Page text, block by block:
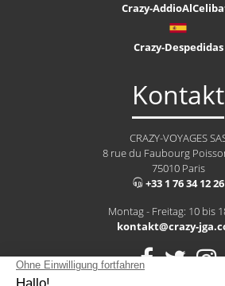
Crazy-
Crazy-Despedidas
Kontakt
CRAZY-VOYAGES
8 rue du Faubourg
75010 Paris
+33 1 76 34 12 26
Montag - Freitag: 10 bis
kontakt@crazy-